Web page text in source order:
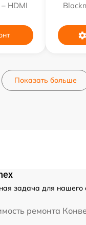
HDMI
Показать больше
задача для нашего
ремонта